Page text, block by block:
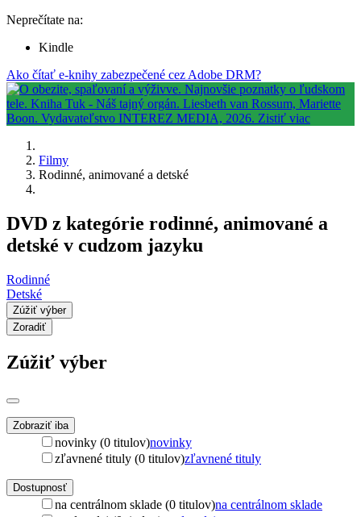
Neprečítate na:
Kindle
Ako čítať e-knihy zabezpečené cez Adobe DRM?
Filmy
Rodinné, animované a detské
DVD z kategórie rodinné, animované a
detské v cudzom jazyku
Rodinné
Detské
Zúžiť výber
Zoradiť
Zúžiť výber
Zobraziť iba
novinky (0 titulov)novinky
zľavnené tituly (0 titulov)zľavnené tituly
Dostupnosť
na centrálnom sklade (0 titulov)na centrálnom sklade